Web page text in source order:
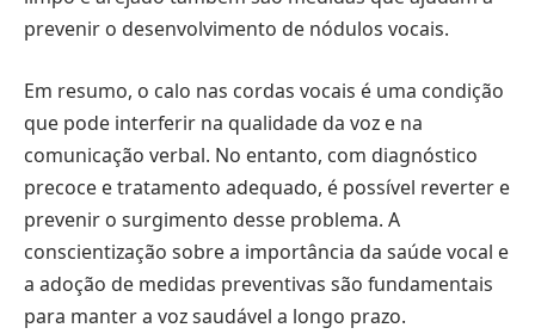
prevenir o desenvolvimento de nódulos vocais.
Em resumo, o calo nas cordas vocais é uma condição
que pode interferir na qualidade da voz e na
comunicação verbal. No entanto, com diagnóstico
precoce e tratamento adequado, é possível reverter e
prevenir o surgimento desse problema. A
conscientização sobre a importância da saúde vocal e
a adoção de medidas preventivas são fundamentais
para manter a voz saudável a longo prazo.